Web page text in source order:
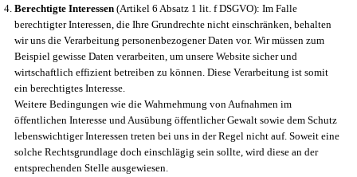
Berechtigte Interessen (Artikel 6 Absatz 1 lit. f DSGVO): Im Falle
berechtigter Interessen, die Ihre Grundrechte nicht einschränken, behalten
wir uns die Verarbeitung personenbezogener Daten vor. Wir müssen zum
Beispiel gewisse Daten verarbeiten, um unsere Website sicher und
wirtschaftlich effizient betreiben zu können. Diese Verarbeitung ist somit
ein berechtigtes Interesse.
Weitere Bedingungen wie die Wahrnehmung von Aufnahmen im
öffentlichen Interesse und Ausübung öffentlicher Gewalt sowie dem Schutz
lebenswichtiger Interessen treten bei uns in der Regel nicht auf. Soweit eine
solche Rechtsgrundlage doch einschlägig sein sollte, wird diese an der
entsprechenden Stelle ausgewiesen.